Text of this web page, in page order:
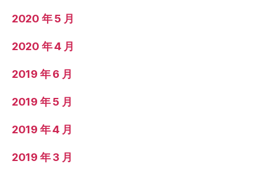
2020 年 5 月
2020 年 4 月
2019 年 6 月
2019 年 5 月
2019 年 4 月
2019 年 3 月